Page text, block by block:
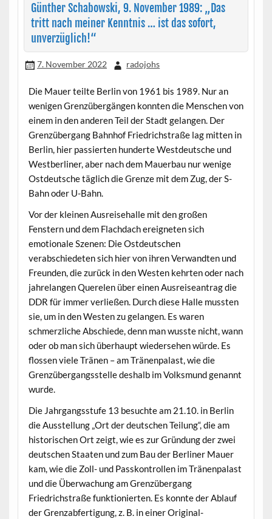
Günther Schabowski, 9. November 1989: „Das
tritt nach meiner Kenntnis … ist das sofort,
unverzüglich!“
7. November 2022 radojohs
Die Mauer teilte Berlin von 1961 bis 1989. Nur an
wenigen Grenzübergängen konnten die Menschen von
einem in den anderen Teil der Stadt gelangen. Der
Grenzübergang Bahnhof Friedrichstraße lag mitten in
Berlin, hier passierten hunderte Westdeutsche und
Westberliner, aber nach dem Mauerbau nur wenige
Ostdeutsche täglich die Grenze mit dem Zug, der S-
Bahn oder U-Bahn.
Vor der kleinen Ausreisehalle mit den großen
Fenstern und dem Flachdach ereigneten sich
emotionale Szenen: Die Ostdeutschen
verabschiedeten sich hier von ihren Verwandten und
Freunden, die zurück in den Westen kehrten oder nach
jahrelangen Querelen über einen Ausreiseantrag die
DDR für immer verließen. Durch diese Halle mussten
sie, um in den Westen zu gelangen. Es waren
schmerzliche Abschiede, denn man wusste nicht, wann
oder ob man sich überhaupt wiedersehen würde. Es
flossen viele Tränen – am Tränenpalast, wie die
Grenzübergangsstelle deshalb im Volksmund genannt
wurde.
Die Jahrgangsstufe 13 besuchte am 21.10. in Berlin
die Ausstellung „Ort der deutschen Teilung“, die am
historischen Ort zeigt, wie es zur Gründung der zwei
deutschen Staaten und zum Bau der Berliner Mauer
kam, wie die Zoll- und Passkontrollen im Tränenpalast
und die Überwachung am Grenzübergang
Friedrichstraße funktionierten. Es konnte der Ablauf
der Grenzabfertigung, z. B. in einer Original-